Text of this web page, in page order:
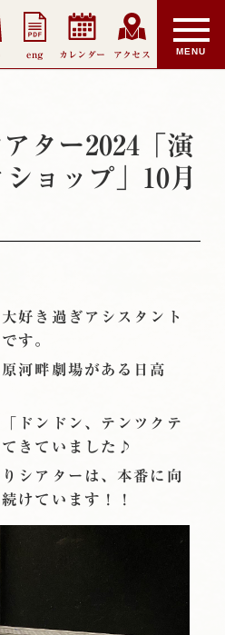
eng カレンダー アクセス
ョップ」10月
好き過ぎアシスタント
す。
河畔劇場がある日高
ドンドン、テンツクテ
きていました♪
シアターは、本番に向
けています！！